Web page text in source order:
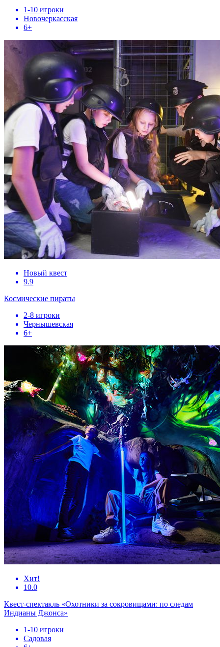
1-10 игроки
Новочеркасская
6+
Новый квест
9.9
Космические пираты
2-8 игроки
Чернышевская
6+
Хит!
10.0
Квест-спектакль «Охотники за сокровищами: по следам
Индианы Джонса»
1-10 игроки
Садовая